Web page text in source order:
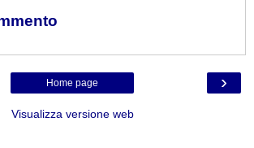
›
Home page
Visualizza versione web